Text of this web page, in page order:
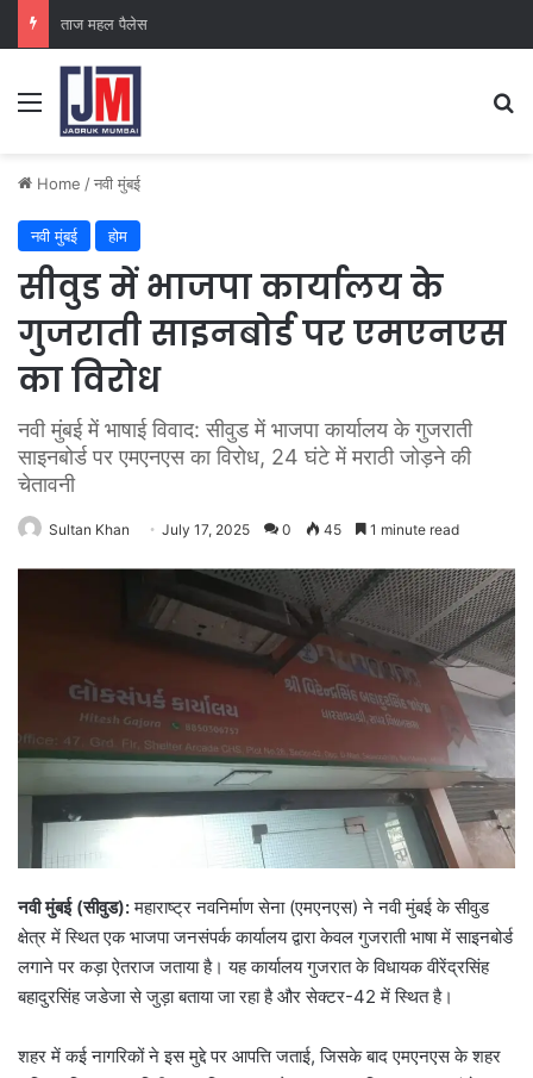
क्राइम ब्रांच कक्ष-2
Home /नवी मुंबई
नवी मुंबई होम
सीवुड में भाजपा कार्यालय के
गुजराती साइनबोर्ड पर एमएनएस
का विरोध
नवी मुंबई में भाषाई विवाद: सीवुड में भाजपा कार्यालय के गुजराती
साइनबोर्ड पर एमएनएस का विरोध, 24 घंटे में मराठी जोड़ने की
चेतावनी
Sultan Khan July 17, 2025 0 45 1 minute read
नवी मुंबई (सीवुड):महाराष्ट्र नवनिर्माण सेना (एमएनएस) ने नवी मुंबई के सीवुड
क्षेत्र में स्थित एक भाजपा जनसंपर्क कार्यालय द्वारा केवल गुजराती भाषा में साइनबोर्ड
लगाने पर कड़ा ऐतराज जताया है। यह कार्यालय गुजरात के विधायक वीरेंद्रसिंह
बहादुरसिंह जडेजा से जुड़ा बताया जा रहा है और सेक्टर-42 में स्थित है।
शहर में कई नागरिकों ने इस मुद्दे पर आपत्ति जताई, जिसके बाद एमएनएस के शहर